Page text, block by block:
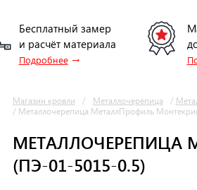
Бесплатный замер
и расчёт материала
Подробнее→
Магазин кровли / Металлочерепица /
/ Металлочерепица МеталлПрофиль
МЕТАЛЛОЧЕРЕПИЦА
(ПЭ-01-5015-0.5)